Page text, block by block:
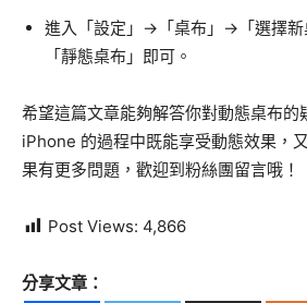
進入「設定」→「桌布」→「選擇新
「靜態桌布」即可。
希望這篇文章能夠解答你對動態桌布的
iPhone 的過程中既能享受動態效果，
果有更多問題，歡迎到粉絲團留言哦！
Post Views: 4,866
分享文章：